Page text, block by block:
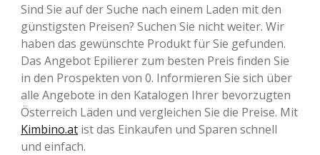
Sind Sie auf der Suche nach einem Laden mit den
günstigsten Preisen? Suchen Sie nicht weiter. Wir
haben das gewünschte Produkt für Sie gefunden.
Das Angebot Epilierer zum besten Preis finden Sie
in den Prospekten von 0. Informieren Sie sich über
alle Angebote in den Katalogen Ihrer bevorzugten
Österreich Läden und vergleichen Sie die Preise. Mit
Kimbino.at ist das Einkaufen und Sparen schnell
und einfach.